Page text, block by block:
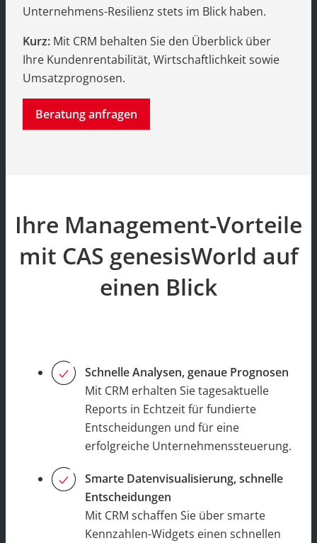
Unternehmens-Resilienz stets im Blick haben.
Kurz: Mit CRM behalten Sie den Überblick über
Ihre Kundenrentabilität, Wirtschaftlichkeit sowie
Umsatzprognosen.
Beratung anfragen
Ihre Management-Vorteile
mit CAS genesisWorld auf
einen Blick
Schnelle Analysen, genaue Prognosen
Mit CRM erhalten Sie tagesaktuelle
Reports in Echtzeit für fundierte
Entscheidungen und für eine
erfolgreiche Unternehmenssteuerung.
Smarte Datenvisualisierung, schnelle
Entscheidungen
Mit CRM schaffen Sie über smarte
Kennzahlen-Widgets einen schnellen